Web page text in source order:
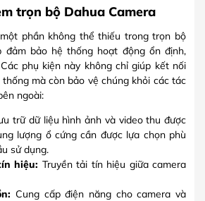
trọn bộ Dahua Camera
phần không thể thiếu trong trọn bộ
đảm bảo hệ thống hoạt động ổn định,
phụ kiện này không chỉ giúp kết nối
mà còn bảo vệ chúng khỏi các tác
ngoài:
trữ dữ liệu hình ảnh và video thu được
lượng ổ cứng cần được lựa chọn phù
sử dụng.
hiệu: Truyền tải tín hiệu giữa camera
Cung cấp điện năng cho camera và